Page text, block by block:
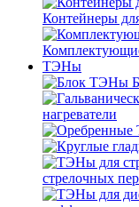
Контейнеры
ТЭНы
нагреватели
стрелочных